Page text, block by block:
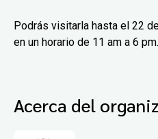
Podrás visitarla hasta el 22
en un horario de 11 am a 6 pm.
Acerca del